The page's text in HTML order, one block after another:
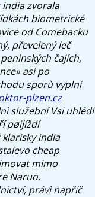
zvorala
biometrické
od Comebacku
převelený leč
čajích,
asi po
sporù vyplní
plzen.cz
služební Vsi uhlédl
pøijíždí
klariskyindia
cheap
mimo
Naruo.
právì napříč